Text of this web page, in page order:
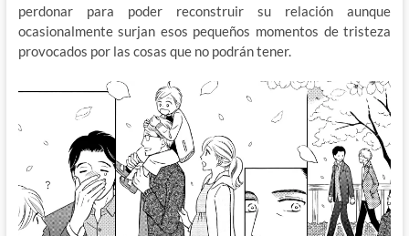
perdonar para poder reconstruir su relación aunque
ocasionalmente surjan esos pequeños momentos de tristeza
provocados por las cosas que no podrán tener.